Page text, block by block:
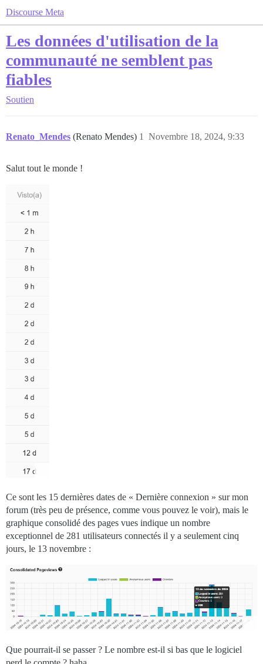
Discourse Meta
Les données d'utilisation de la
communauté ne semblent pas
fiables
Soutien
Renato_Mendes (Renato Mendes) Novembre 18, 2024, 9:33
1
Salut tout le monde !
Ce sont les 15 dernières dates de « Dernière connexion » sur mon
forum (très peu de présence, comme vous pouvez le voir), mais le
graphique consolidé des pages vues indique un nombre
exceptionnel de 281 utilisateurs connectés il y a seulement cinq
jours, le 13 novembre :
Que pourrait-il se passer ? Le nombre est-il si bas que le logiciel